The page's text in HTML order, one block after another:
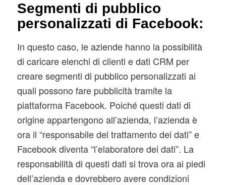
Segmenti di pubblico
personalizzati di Facebook:
In questo caso, le aziende hanno la possibilità
di caricare elenchi di clienti e dati CRM per
creare segmenti di pubblico personalizzati ai
quali possono fare pubblicità tramite la
piattaforma Facebook. Poiché questi dati di
origine appartengono all’azienda, l’azienda è
ora il “responsabile del trattamento dei dati” e
Facebook diventa “l’elaboratore dei dati”. La
responsabilità di questi dati si trova ora ai piedi
dell’azienda e dovrebbero avere condizioni